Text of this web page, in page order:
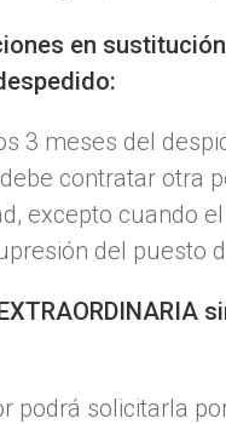
en
3 meses del
contratar otra
excepto cuando
del puesto
podrá solicitarla